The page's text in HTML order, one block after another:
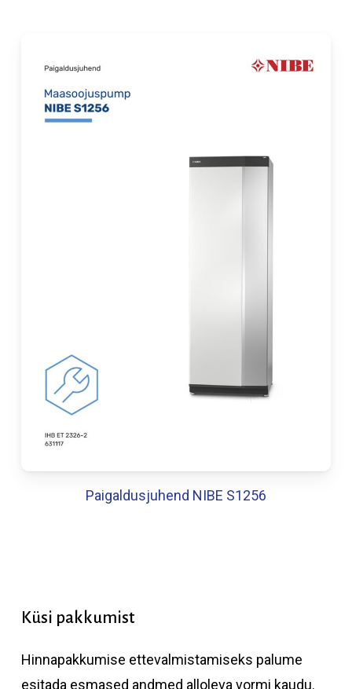
Paigaldusjuhend NIBE S1256
Küsi pakkumist
Hinnapakkumise ettevalmistamiseks palume
esitada esmased andmed alloleva vormi kaudu.